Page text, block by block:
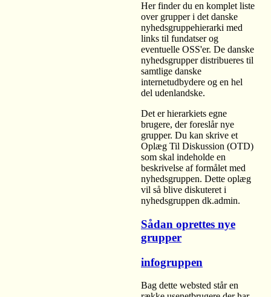
Her finder du en komplet liste
over grupper i det danske
nyhedsgruppehierarki med
links til fundatser og
eventuelle OSS'er. De danske
nyhedsgrupper distribueres til
samtlige danske
internetudbydere og en hel
del udenlandske.
Det er hierarkiets egne
brugere, der foreslår nye
grupper. Du kan skrive et
Oplæg Til Diskussion (OTD)
som skal indeholde en
beskrivelse af formålet med
nyhedsgruppen. Dette oplæg
vil så blive diskuteret i
nyhedsgruppen dk.admin.
Sådan oprettes nye
grupper
infogruppen
Bag dette websted står en